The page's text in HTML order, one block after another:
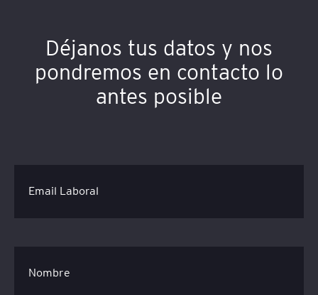
Déjanos tus datos y nos
pondremos en contacto lo
antes posible
Email Laboral
Nombre